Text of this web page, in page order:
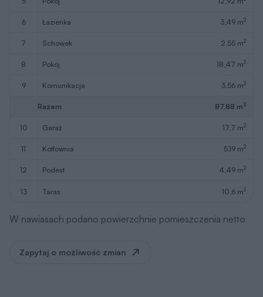
6 łazienka 3,49 m2
7 schowek 2,55 m2
8 pokój 18,47 m2
9 komunikacja 3,56 m2
Razem 87,88 m2
10 garaż 17,7 m2
11 kotłownia 5,19 m2
12 podest 4,49 m2
13 taras 10,6 m2
W nawiasach podano powierzchnie pomieszczenia netto
Zapytaj o możliwość zmian